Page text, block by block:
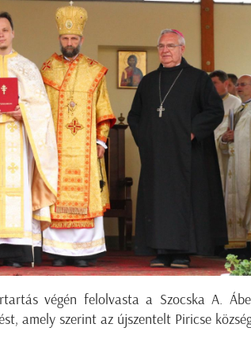
végén felolvasta a Szocska A.
amely szerint az újszentelt Piricse